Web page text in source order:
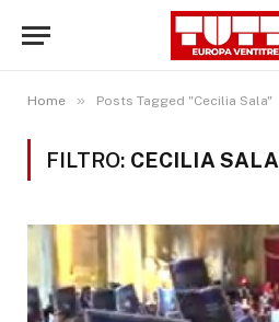
Home » Posts Tagged "Cecilia Sala"
FILTRO: CECILIA SALA